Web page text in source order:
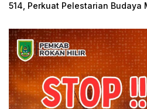
514, Perkuat Pelestarian Budaya